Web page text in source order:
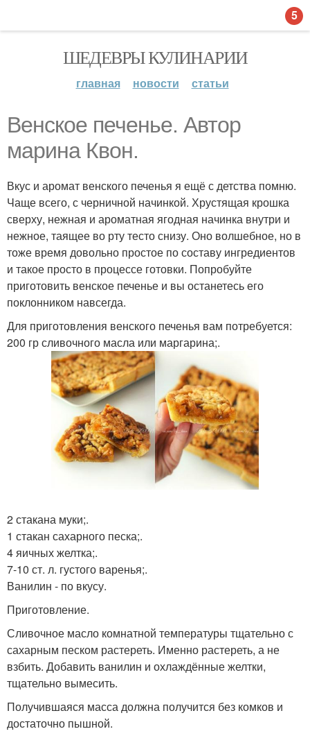
ШЕДЕВРЫ КУЛИНАРИИ
главная новости статьи
Венское печенье. Автор
марина Квон.
Вкус и аромат венского печенья я ещё с детства помню.
Чаще всего, с черничной начинкой. Хрустящая крошка
сверху, нежная и ароматная ягодная начинка внутри и
нежное, таящее во рту тесто снизу. Оно волшебное, но в
тоже время довольно простое по составу ингредиентов
и такое просто в процессе готовки. Попробуйте
приготовить венское печенье и вы останетесь его
поклонником навсегда.
Для приготовления венского печенья вам потребуется:
200 гр сливочного масла или маргарина;.
2 стакана муки;.
1 стакан сахарного песка;.
4 яичных желтка;.
7-10 ст. л. густого варенья;.
Ванилин - по вкусу.
Приготовление.
Сливочное масло комнатной температуры тщательно с
сахарным песком растереть. Именно растереть, а не
взбить. Добавить ванилин и охлаждённые желтки,
тщательно вымесить.
Получившаяся масса должна получится без комков и
достаточно пышной.
5